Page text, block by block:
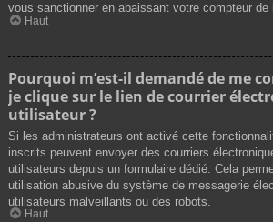
vous sanctionner en abaissant votre compteur de
Haut
Pourquoi m’est-il demandé de me
je clique sur le lien de courrier
utilisateur ?
Si les administrateurs ont activé cette
inscrits peuvent envoyer des courriers
utilisateurs depuis un formulaire dédié. Cela
utilisation abusive du système de messagerie
utilisateurs malveillants ou des robots.
Haut